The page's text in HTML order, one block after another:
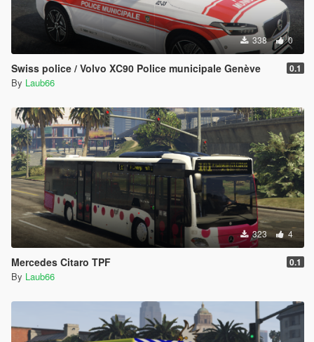
338 0
Swiss police / Volvo XC90 Police municipale Genève 0.1
By Laub66
323 4
Mercedes Citaro TPF 0.1
By Laub66